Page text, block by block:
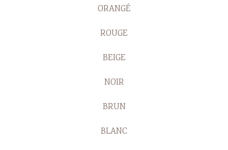
ORANGÉ
ROUGE
BEIGE
NOIR
BRUN
BLANC